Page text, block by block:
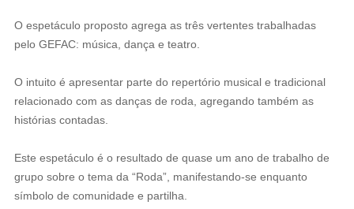
O espetáculo proposto agrega as três vertentes trabalhadas
pelo GEFAC: música, dança e teatro.
O intuito é apresentar parte do repertório musical e tradicional
relacionado com as danças de roda, agregando também as
histórias contadas.
Este espetáculo é o resultado de quase um ano de trabalho de
grupo sobre o tema da “Roda”, manifestando-se enquanto
símbolo de comunidade e partilha.